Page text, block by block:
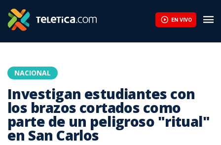
EN VIVO
NACIONAL
Investigan estudiantes con
los brazos cortados como
parte de un peligroso "ritual"
en San Carlos